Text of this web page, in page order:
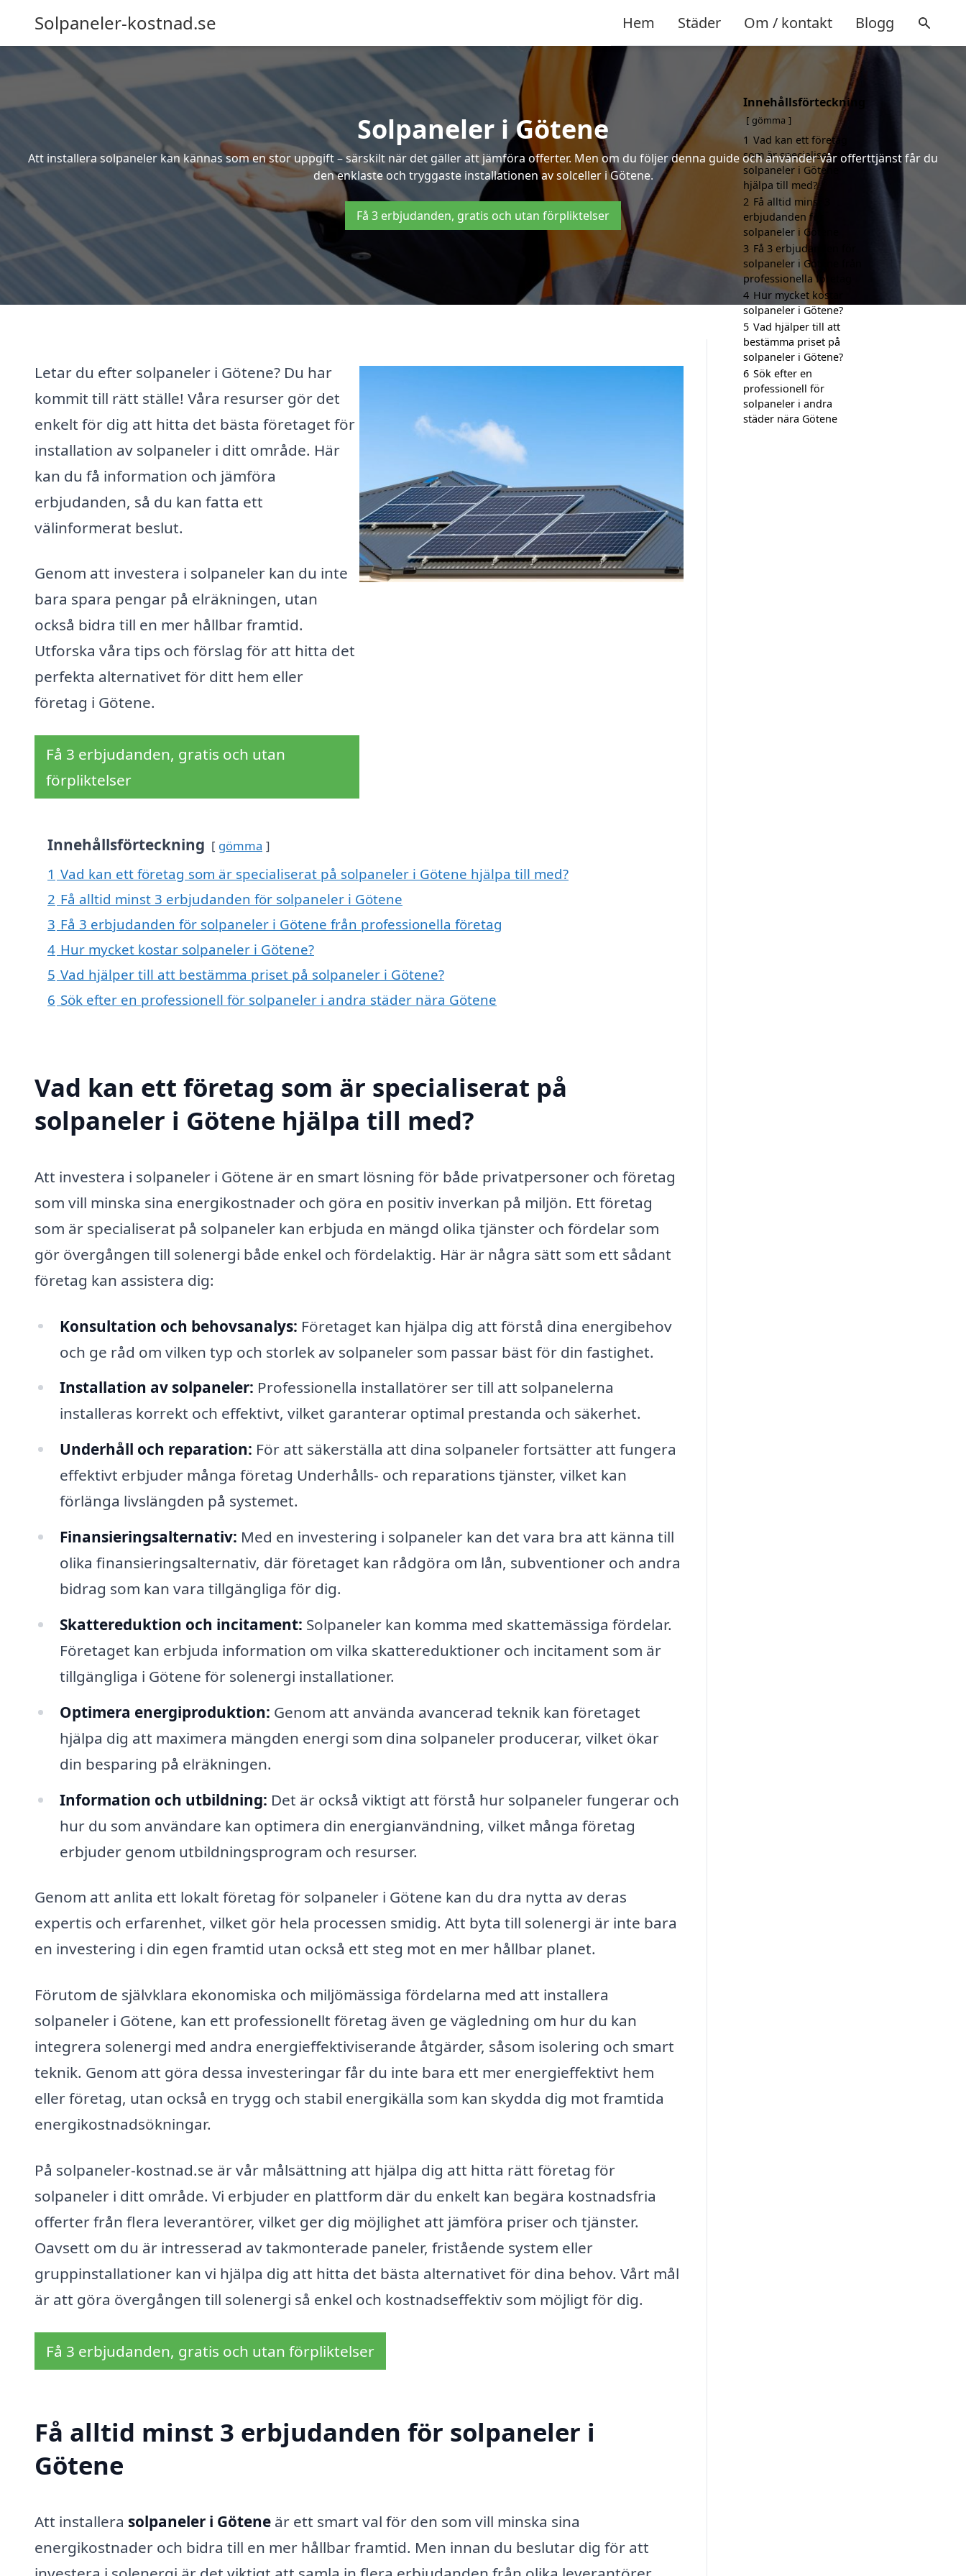
Solpaneler-kostnad.se Hem Städer Om / kontakt Blogg
Solpaneler i Götene
Att installera solpaneler kan kännas som en stor uppgift – särskilt när det gäller att jämföra offerter. Men om du följer denna guide och använder vår offerttjänst får du
den enklaste och tryggaste installationen av solceller i Götene.
Få 3 erbjudanden, gratis och utan förpliktelser
Letar du efter solpaneler i Götene? Du har
kommit till rätt ställe! Våra resurser gör det
enkelt för dig att hitta det bästa företaget för
installation av solpaneler i ditt område. Här
kan du få information och jämföra
erbjudanden, så du kan fatta ett
välinformerat beslut.
Genom att investera i solpaneler kan du inte
bara spara pengar på elräkningen, utan
också bidra till en mer hållbar framtid.
Utforska våra tips och förslag för att hitta det
perfekta alternativet för ditt hem eller
företag i Götene.
Få 3 erbjudanden, gratis och utan
förpliktelser
Innehållsförteckning gömma
1 Vad kan ett företag som är specialiserat på solpaneler i Götene hjälpa till med?
2 Få alltid minst 3 erbjudanden för solpaneler i Götene
3 Få 3 erbjudanden för solpaneler i Götene från professionella företag
4 Hur mycket kostar solpaneler i Götene?
5 Vad hjälper till att bestämma priset på solpaneler i Götene?
6 Sök efter en professionell för solpaneler i andra städer nära Götene
Vad kan ett företag som är specialiserat på
solpaneler i Götene hjälpa till med?
Att investera i solpaneler i Götene är en smart lösning för både privatpersoner och företag
som vill minska sina energikostnader och göra en positiv inverkan på miljön. Ett företag
som är specialiserat på solpaneler kan erbjuda en mängd olika tjänster och fördelar som
gör övergången till solenergi både enkel och fördelaktig. Här är några sätt som ett sådant
företag kan assistera dig:
Konsultation och behovsanalys: Företaget kan hjälpa dig att förstå dina energibehov
och ge råd om vilken typ och storlek av solpaneler som passar bäst för din fastighet.
Installation av solpaneler: Professionella installatörer ser till att solpanelerna
installeras korrekt och effektivt, vilket garanterar optimal prestanda och säkerhet.
Underhåll och reparation: För att säkerställa att dina solpaneler fortsätter att fungera
effektivt erbjuder många företag Underhålls- och reparations tjänster, vilket kan
förlänga livslängden på systemet.
Finansieringsalternativ: Med en investering i solpaneler kan det vara bra att känna till
olika finansieringsalternativ, där företaget kan rådgöra om lån, subventioner och andra
bidrag som kan vara tillgängliga för dig.
Skattereduktion och incitament: Solpaneler kan komma med skattemässiga fördelar.
Företaget kan erbjuda information om vilka skattereduktioner och incitament som är
tillgängliga i Götene för solenergi installationer.
Optimera energiproduktion: Genom att använda avancerad teknik kan företaget
hjälpa dig att maximera mängden energi som dina solpaneler producerar, vilket ökar
din besparing på elräkningen.
Information och utbildning: Det är också viktigt att förstå hur solpaneler fungerar och
hur du som användare kan optimera din energianvändning, vilket många företag
erbjuder genom utbildningsprogram och resurser.
Genom att anlita ett lokalt företag för solpaneler i Götene kan du dra nytta av deras
expertis och erfarenhet, vilket gör hela processen smidig. Att byta till solenergi är inte bara
en investering i din egen framtid utan också ett steg mot en mer hållbar planet.
Förutom de självklara ekonomiska och miljömässiga fördelarna med att installera
solpaneler i Götene, kan ett professionellt företag även ge vägledning om hur du kan
integrera solenergi med andra energieffektiviserande åtgärder, såsom isolering och smart
teknik. Genom att göra dessa investeringar får du inte bara ett mer energieffektivt hem
eller företag, utan också en trygg och stabil energikälla som kan skydda dig mot framtida
energikostnadsökningar.
På solpaneler-kostnad.se är vår målsättning att hjälpa dig att hitta rätt företag för
solpaneler i ditt område. Vi erbjuder en plattform där du enkelt kan begära kostnadsfria
offerter från flera leverantörer, vilket ger dig möjlighet att jämföra priser och tjänster.
Oavsett om du är intresserad av takmonterade paneler, fristående system eller
gruppinstallationer kan vi hjälpa dig att hitta det bästa alternativet för dina behov. Vårt mål
är att göra övergången till solenergi så enkel och kostnadseffektiv som möjligt för dig.
Få 3 erbjudanden, gratis och utan förpliktelser
Få alltid minst 3 erbjudanden för solpaneler i
Götene
Att installera solpaneler i Götene är ett smart val för den som vill minska sina
energikostnader och bidra till en mer hållbar framtid. Men innan du beslutar dig för att
Innehållsförteckning
gömma
1 Vad kan ett företag
som är specialiserat på
solpaneler i Götene
hjälpa till med?
2 Få alltid minst 3
erbjudanden för
solpaneler i Götene
3 Få 3 erbjudanden för
solpaneler i Götene från
professionella företag
4 Hur mycket kostar
solpaneler i Götene?
5 Vad hjälper till att
bestämma priset på
solpaneler i Götene?
6 Sök efter en
professionell för
solpaneler i andra
städer nära Götene